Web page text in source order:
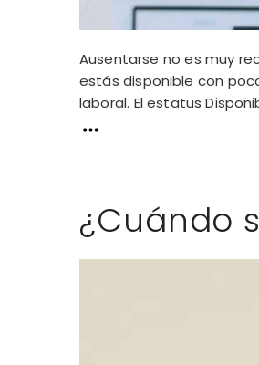
Ausentarse no es muy
estás disponible con
laboral. El estatus
¿Cuándo